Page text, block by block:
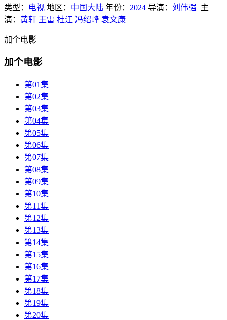
类型： 电视 地区： 中国大陆 年份： 2024 导演： 刘伟强 主
演： 黄轩 王雷 杜江 冯绍峰 袁文康
加个电影
加个电影
第01集
第02集
第03集
第04集
第05集
第06集
第07集
第08集
第09集
第10集
第11集
第12集
第13集
第14集
第15集
第16集
第17集
第18集
第19集
第20集